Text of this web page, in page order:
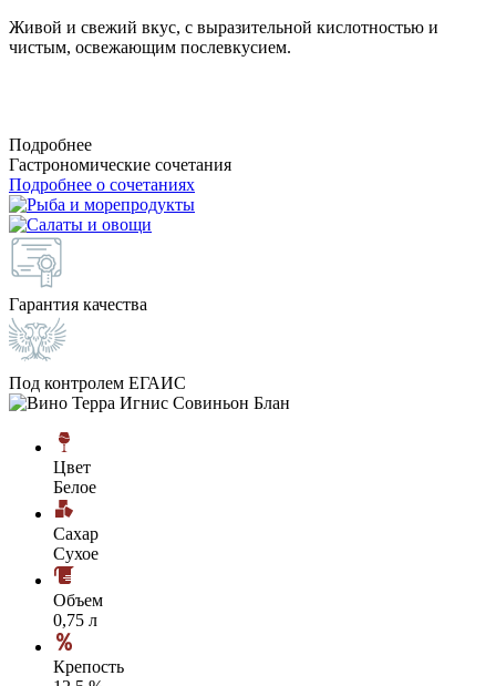
Живой и свежий вкус, с выразительной кислотностью и
чистым, освежающим послевкусием.
Подробнее
Гастрономические сочетания
Подробнее о сочетаниях
Гарантия качества
Под контролем ЕГАИС
Цвет
Белое
Сахар
Сухое
Объем
0,75 л
Крепость